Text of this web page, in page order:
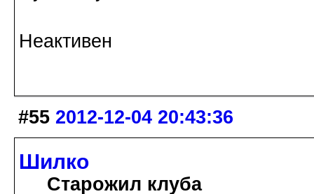
Неактивен
#55 2012-12-04 20:43:36
Шилко
Старожил клуба